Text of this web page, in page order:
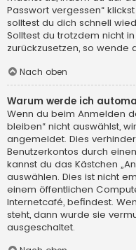
Passwort vergessen“
solltest du dich schnell
Solltest du trotzdem nicht
zurückzusetzen, so wende
Nach oben
Warum werde ich
Wenn du beim Anmelden
bleiben“ nicht auswählst,
angemeldet. Dies
Benutzerkontos durch
kannst du das Kästchen
auswählen. Dies ist nicht
einem öffentlichen
Internetcafé, befindest.
steht, dann wurde sie
ausgeschaltet.